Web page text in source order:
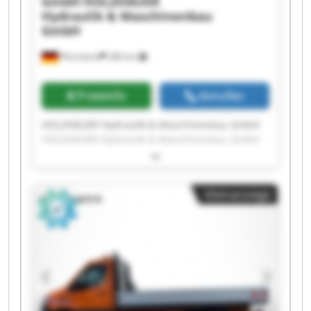
Pforzheim 280 km
Hydraulik & Maschinenbau
GmbH
Preisinfo Anrufen
HOLZHÄUER Hydraulik & Maschinenbau GmbH
HOLZHÄUER Hydraulik & Maschinenbau GmbH
HOLZHÄUER Hydraulik & Maschinenbau GmbH
HOLZHÄUER Hydraulik & Maschinenbau GmbH
HOLZHÄUER Hydraulik & Maschinenbau GmbH
HOLZHÄUER Hydraulik & Maschinenbau GmbH
HOLZHÄUER Hydraulik & Maschinenbau GmbH
HOLZHÄUER Hydraulik & Maschinenbau GmbH
HOLZHÄUER Hydraulik & Maschinenbau GmbH
HOLZHÄUER Hydraulik & Maschinenbau GmbH
Kleinanzeige